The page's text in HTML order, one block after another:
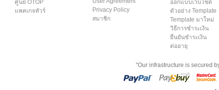
ศูนย์ OTOP
แพคเกจทัวร์
Privacy Policy
สมาชิก
ออกแบบเว็บไซต์
ตัวอย่าง Template
Template มาใหม่
วิธีการชำระเงิน
ยืนยันชำระเงิน
ต่ออายุ
"Our infrastructure is secured